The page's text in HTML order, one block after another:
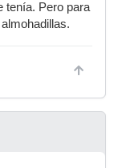
tenía. Pero para